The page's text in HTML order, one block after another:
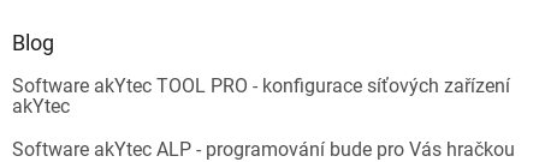
Blog
Software akYtec TOOL PRO - konfigurace síťových zařízení
akYtec
Software akYtec ALP - programování bude pro Vás hračkou